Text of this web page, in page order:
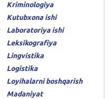
Kriminologiya
Kutubxona ishi
Laboratoriya ishi
Leksikografiya
Lingvistika
Logistika
Loyihalarni boshqarish
Madaniyat